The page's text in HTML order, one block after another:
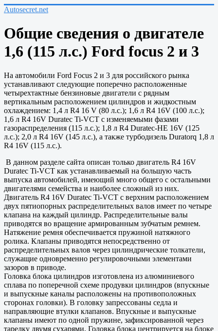
Autosecret.net
Общие сведения о двигателе
1,6 (115 л.с.) Ford focus 2 и 3
На автомобили Ford Focus 2 и 3 для российского рынка
устанавливают следующие поперечно расположенные
четырехтактные бензиновые двигатели с рядным
вертикальным расположением цилиндров и жидкостным
охлаждением: 1,4 л R4 16 V (80 л.с.); 1,6 л R4 16V (100 л.с.);
1,6 л R4 16V Duratec Ti-VCT с изменяемыми фазами
газораспределения (115 л.с.); 1,8 л R4 Duratec-HE 16V (125
л.с.); 2,0 л R4 16V (145 л.с.), а также турбодизель Duratorq 1,8 л
R4 16V (115 л.с.).
В данном разделе сайта описан только двигатель R4 16V
Duratec Ti-VCT как устанавливаемый на большую часть
выпуска автомобилей, имеющий много общего с остальными
двигателями семейства и наиболее сложный из них.
Двигатель R4 16V Duratec Ti-VCT с верхним расположением
двух пятиопорных распределительных валов имеет по четыре
клапана на каждый цилиндр. Распределительные валы
приводятся во вращение армированным зубчатым ремнем.
Натяжение ремня обеспечивается пружиной натяжного
ролика. Клапаны приводятся непосредственно от
распределительных валов через цилиндрические толкатели,
служащие одновременно регулировочными элементами
зазоров в приводе.
Головка блока цилиндров изготовлена из алюминиевого
сплава по поперечной схеме продувки цилиндров (впускные
и выпускные каналы расположены на противоположных
сторонах головки). В головку запрессованы седла и
направляющие втулки клапанов. Впускные и выпускные
клапаны имеют по одной пружине, зафиксированной через
тарелку двумя сухарями. Головка блока центрируется на блоке